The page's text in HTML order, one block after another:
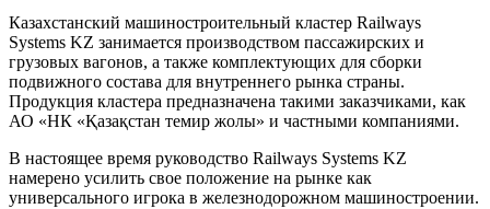
Казахстанский машиностроительный кластер Railways
Systems KZ занимается производством пассажирских и
грузовых вагонов, а также комплектующих для сборки
подвижного состава для внутреннего рынка страны.
Продукция кластера предназначена такими заказчиками, как
АО «НК «Қазақстан темир жолы» и частными компаниями.
В настоящее время руководство Railways Systems KZ
намерено усилить свое положение на рынке как
универсального игрока в железнодорожном машиностроении.